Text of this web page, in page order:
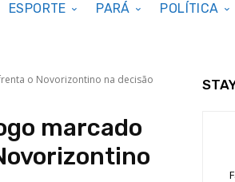
ESPORTE PARÁ POLÍTICA
o Novorizontino na decisão
marcado